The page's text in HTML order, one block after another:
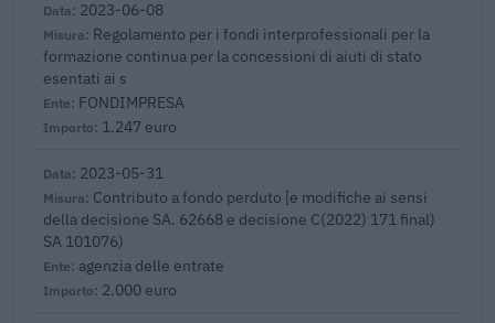
2023-06-08
Regolamento per i fondi interprofessionali per la
formazione continua per la concessioni di aiuti di stato
esentati ai s
FONDIMPRESA
1.247 euro
2023-05-31
Contributo a fondo perduto [e modifiche ai sensi
della decisione SA. 62668 e decisione C(2022) 171 final)
SA 101076)
agenzia delle entrate
2.000 euro